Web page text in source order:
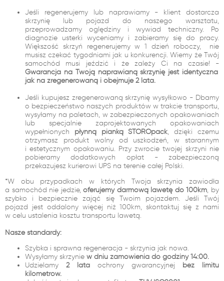
Jeśli regenerujemy lub naprawiamy - klient dostarcza
skrzynię lub pojazd do naszego warsztatu,
przeprowadzamy oględziny i wywiad techniczny. Po
diagnozie usterki wyceniamy i zabieramy się do pracy.
Większość skrzyń regenerujemy w 1 dzień roboczy, nie
musisz czekać tygodniami jak u konkurencji. Wiemy że Twój
samochód musi jeździć i że zależy Ci na czasie! -
Gwarancja na Twoją naprawianą skrzynię jest identyczna
jak na zregenerowaną i obejmuje 2 lata.
Jeśli kupujesz zregenerowaną skrzynię wysyłkowo - Dbamy
o bezpieczeństwo naszych produktów w trakcie transportu,
wysyłamy na paletach, w zabezpieczonych opakowaniach
lub specjalnie zaprojektowanych opakowaniach
wypełnionych płynną pianką STOROpack, dzięki czemu
otrzymasz produkt wolny od uszkodzeń, w starannym
i estetycznym opakowaniu. Przy zwrocie twojej skrzyni nie
pobieramy dodatkowych opłat - zabezpieczoną
przekazujesz kurierowi UPS na terenie całej Polski.
*W obu przypadkach w których Twoja skrzynia zawiodła
a samochód nie jedzie,oferujemy darmową lawetę do 100km, by
szybko i bezpiecznie zająć się Twoim pojazdem. Jeśli Twój
pojazd jest oddalony więcej niż 100km, skontaktuj się z nami
w celu ustalenia kosztu transportu lawetą.
Nasze standardy:
Szybka i sprawna regeneracja - skrzynia jak nowa.
Wysyłamy skrzynie w dniu zamówienia do godziny 14:00.
Udzielamy 2 lata ochrony gwarancyjnej bez limitu
kilometrów.